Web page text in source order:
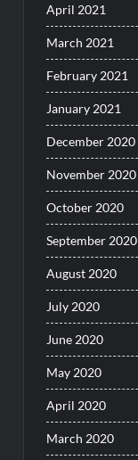
April 2021
March 2021
February 2021
January 2021
December 2020
November 2020
October 2020
September 2020
August 2020
July 2020
June 2020
May 2020
April 2020
March 2020